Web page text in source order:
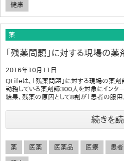
健康
薬
「残薬問題」に対する現場の
2016年10月11日
QLifeは、「残薬問題」に対する現場の薬
勤務している薬剤師300人を対象にインタ
結果、残薬の原因として8割が「患者の服用
続きを
薬 医薬 医薬品 医療 患者